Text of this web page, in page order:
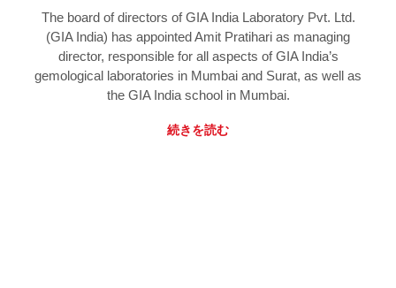
The board of directors of GIA India Laboratory Pvt. Ltd.
(GIA India) has appointed Amit Pratihari as managing
director, responsible for all aspects of GIA India’s
gemological laboratories in Mumbai and Surat, as well as
the GIA India school in Mumbai.
続きを読む